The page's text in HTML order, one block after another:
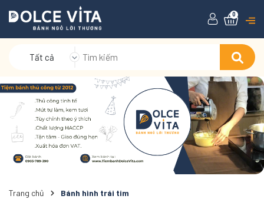
Tất cả
0
Trang chủ Bánh hình trái tim